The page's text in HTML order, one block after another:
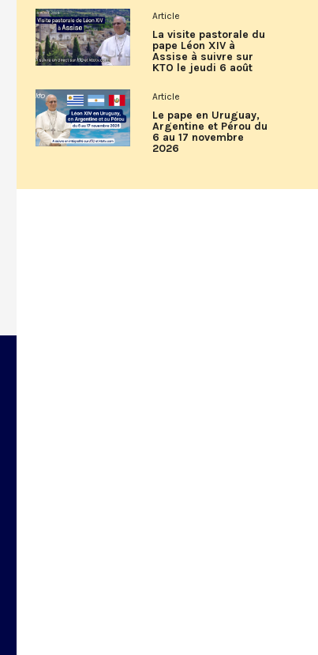
Article
La visite pastorale du
pape Léon XIV à
Assise à suivre sur
KTO le jeudi 6 août
Article
Le pape en Uruguay,
Argentine et Pérou du
6 au 17 novembre
2026